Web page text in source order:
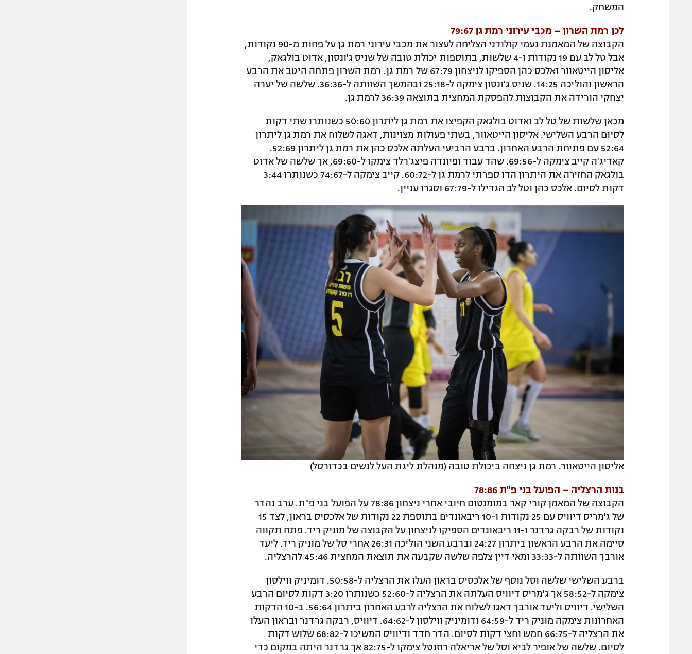
המשחק.
לכן רמת השרון – מכבי עירוני רמת גן 79:67
הקבוצה של המאמנת נעמי קולודני הצליחה לעצור את מכבי עירוני רמת גן על פחות מ-90 נקודות,
אבל טל לב עם 19 נקודות ו-4 שלשות, בתוספות יכולת טובה של שניס ג'ונסון, אדוט בולגאק,
אליסון הייטאוור ואלכס כהן הספיקו לניצחון 67:79 של רמת גן. רמת השרון פתחה היטב את הרבע
הראשון והוליכה 14:25. שניס ג'ונסון צימקה ל-25:18 ובהמשך השוותה ל-36:36. שלשה של יערה
יצחקי הורידה את הקבוצות להפסקת המחצית בתוצאה 36:39 לרמת גן.
מכאן שלשות של טל לב ואדוט בולגאק הקפיצו את רמת גן ליתרון 50:60 כשנותרו שתי דקות
לסיום הרבע השלישי. אליסון הייטאוור, בשתי פעולות מצוינות, דאגה לשלוח את רמת גן ליתרון
52:64 עם פתיחת הרבע האחרון. ברבע הרביעי העלתה אלכס כהן את רמת גן ליתרון 52:69.
קאדיג'ה קייב צימקה ל-69:56. שהד עבוד ופיונדה פיצג'רלד צימקו ל-69:60, אך שלשה של אדוט
בולגאק החזירה את היתרון הדו ספרתי לרמת גן ל-60:72. קייב צימקה ל-74:67 כשנותרו 3:44
דקות לסיום. אלכס כהן וטל לב הגדילו ל-67:79 וסגרו עניין.
אליסון הייטאוור. רמת גן ניצחה ביכולת טובה (מנהלת ליגת העל לנשים בכדורסל)
בנות הרצליה – הפועל בני פ"ת 78:86
הקבוצה של המאמן קורי קאר במומנטום חיובי אחרי ניצחון 78:86 על הפועל בני פ"ת. ערב נהדר
של ג'מריס דיוויס עם 25 נקודות ו-10 ריבאונדים בתוספת 22 נקודות של אלכסיס בראון, לצד 15
נקודות של רבקה גרדנר ו-11 ריבאונדים הספיקו לניצחון על הקבוצה של מוניק ריד. פתח תקווה
סיימה את הרבע הראשון ביתרון 24:27 וברבע השני הוליכה 26:31 אחרי סל של מוניק ריד. ליעד
אורבך השוותה ל-33:33 ומאי דיין צלפה שלשה שקבעה את תוצאת המחצית 45:46 להרצליה.
ברבע השלישי שלשה וסל נוסף של אלכסיס בראון העלו את הרצליה ל-50:58. דומיניק ווילסון
צימקה ל-58:52 אך ג'מריס דיוויס העלתה את הרצליה ל-52:60 כשנותרו 3:20 דקות לסיום הרבע
השלישי. דיוויס וליעד אורבך דאגו לשלוח את הרצליה לרבע האחרון ביתרון 56:64. ב-10 הדקות
האחרונות צימקה מוניק ריד ל-64:59 ודומיניק ווילסון ל-64:62. דיוויס, רבקה גרדנר ובראון העלו
את הרצליה ל-66:75 חמש וחצי דקות לסיום. הדר חדד ודיוויס המשיכו ל-68:82 שלוש דקות
לסיום. שלשה של אופיר לביא וסל של אריאלה רוזנטל צימקו ל-82:75 אך גרדנר היתה במקום כדי